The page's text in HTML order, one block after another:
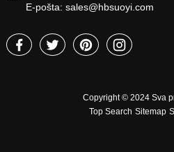
E-pošta: sales@hbsuoyi.com
Copyright © 2024 Sva
Top Search Sitemap